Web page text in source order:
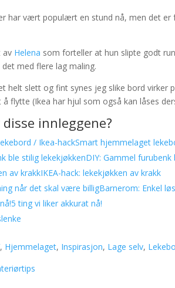
har vært populært en stund nå, men det
av Helena som forteller at hun slipte godt
med flere lag maling.
helt slett og fint synes jeg slike bord
flytte (Ikea har hjul som også kan låses
innleggene?
Smart hjemmelaget
DIY: Gammel
IKEA-hack: lekekjøkken av krakk
Barnerom: Enkel
5 ting vi liker akkurat nå!
, Hjemmelaget, Inspirasjon, Lage selv,